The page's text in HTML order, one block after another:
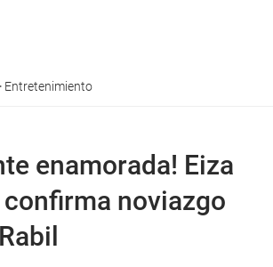
Entretenimiento
enamorada! Eiza
confirma noviazgo